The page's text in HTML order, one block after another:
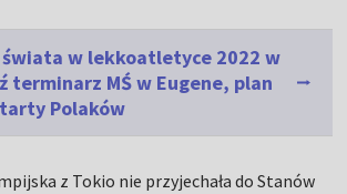
w lekkoatletyce 2022 w
terminarz MŚ w Eugene, plan
Polaków
z Tokio nie przyjechała do Stanów